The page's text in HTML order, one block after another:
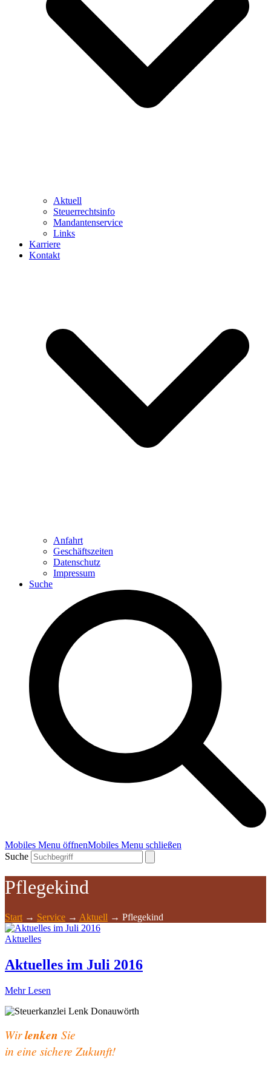
Aktuell
Steuerrechtsinfo
Mandantenservice
Links
Karriere
Kontakt
Anfahrt
Geschäftszeiten
Datenschutz
Impressum
Suche
Mobiles Menu öffnenMobiles Menu schließen
Suche
Pflegekind
Start → Service → Aktuell → Pflegekind
Aktuelles
Aktuelles im Juli 2016
Mehr Lesen
Wirlenken Sie
in eine sichere Zukunft!